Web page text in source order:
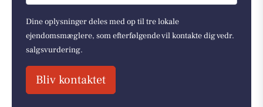
Dine oplysninger deles med op til tre lokale
ejendomsmæglere, som efterfølgende vil kontakte dig vedr.
salgsvurdering.
Bliv kontaktet